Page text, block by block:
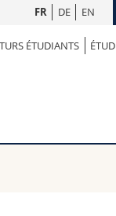
FR DE EN
ÉTUDIANTS